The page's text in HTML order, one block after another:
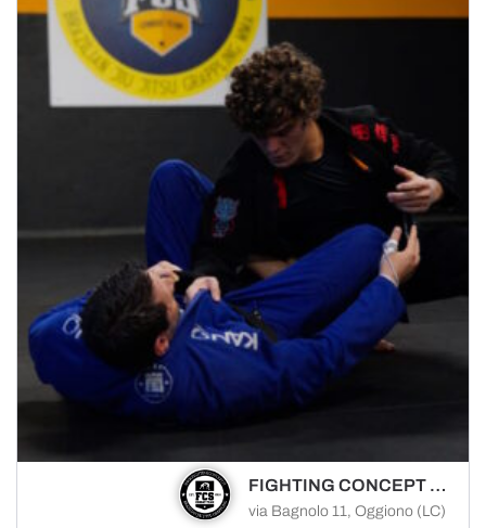
FIGHTING CONCEPT A.S.D.
via Bagnolo 11, Oggiono (LC)